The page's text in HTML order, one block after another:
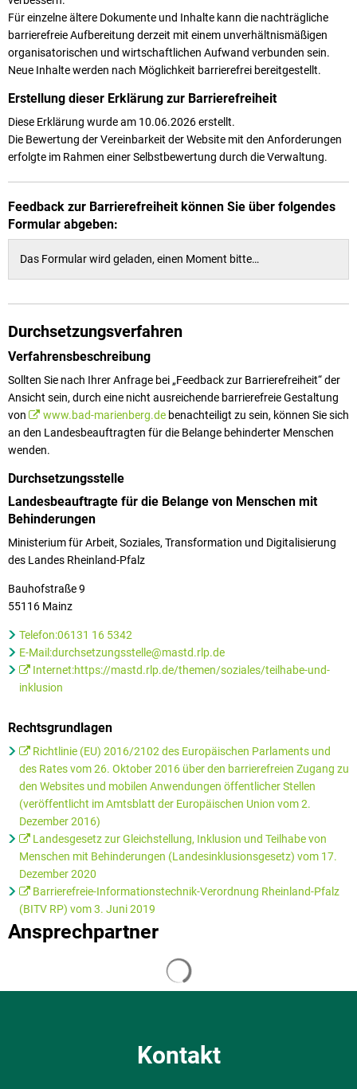
Für einzelne ältere Dokumente und Inhalte kann die nachträgliche
barrierefreie Aufbereitung derzeit mit einem unverhältnismäßigen
organisatorischen und wirtschaftlichen Aufwand verbunden sein.
Neue Inhalte werden nach Möglichkeit barrierefrei bereitgestellt.
Erstellung dieser Erklärung zur Barrierefreiheit
Diese Erklärung wurde am 10.06.2026 erstellt.
Die Bewertung der Vereinbarkeit der Website mit den Anforderungen
erfolgte im Rahmen einer Selbstbewertung durch die Verwaltung.
Feedback zur Barrierefreiheit können Sie über folgendes
Formular abgeben:
Das Formular wird geladen, einen Moment bitte…
Durchsetzungsverfahren
Verfahrensbeschreibung
Sollten Sie nach Ihrer Anfrage bei „Feedback zur Barrierefreiheit“ der
Ansicht sein, durch eine nicht ausreichende barrierefreie Gestaltung
von
www.bad-marienberg.debenachteiligt zu sein, können Sie sich
an den Landesbeauftragten für die Belange behinderter Menschen
wenden.
Durchsetzungsstelle
Landesbeauftragte für die Belange von Menschen mit
Behinderungen
Ministerium für Arbeit, Soziales, Transformation und Digitalisierung
des Landes Rheinland-Pfalz
Bauhofstraße 9
55116 Mainz
Telefon:06131 16 5342
E-Mail:durchsetzungsstelle@mastd.rlp.de
Internet:https://mastd.rlp.de/themen/soziales/teilhabe-und-
inklusion
Rechtsgrundlagen
Richtlinie (EU) 2016/2102 des Europäischen Parlaments und
des Rates vom 26. Oktober 2016 über den barrierefreien Zugang zu
den Websites und mobilen Anwendungen öffentlicher Stellen
(veröffentlicht im Amtsblatt der Europäischen Union vom 2.
Dezember 2016)
Landesgesetz zur Gleichstellung, Inklusion und Teilhabe von
Menschen mit Behinderungen (Landesinklusionsgesetz) vom 17.
Dezember 2020
Barrierefreie-Informationstechnik-Verordnung Rheinland-Pfalz
(BITV RP) vom 3. Juni 2019
Ansprechpartner
Kontakt